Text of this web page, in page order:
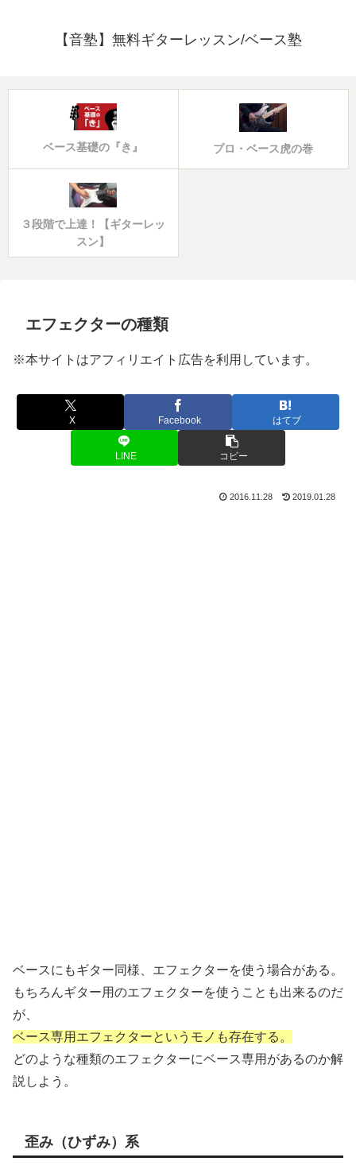
【音塾】無料ギターレッスン/ベース塾
ベース基礎の『き』 プロ・ベース虎の巻
３段階で上達！【ギターレッ
スン】
エフェクターの種類
※本サイトはアフィリエイト広告を利用しています。
X Facebook はてブ
LINE コピー
2016.11.28 2019.01.28
ベースにもギター同様、エフェクターを使う場合がある。
もちろんギター用のエフェクターを使うことも出来るのだ
が、
ベース専用エフェクターというモノも存在する。
どのような種類のエフェクターにベース専用があるのか解
説しよう。
歪み（ひずみ）系